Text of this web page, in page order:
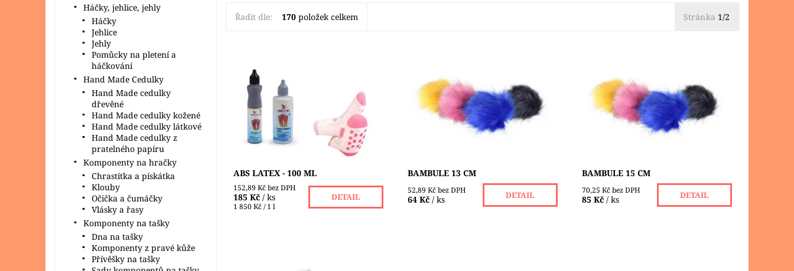
Řadit dle: 170položek celkem Stránka 1/2
S REGIA ABS Latex můžete rychle a
kreativně vyrábět ponožky bez
podešví. Latexové mléko bez
amoniaku v praktické lahvičce s
aplikátorem se snadno...
Dostupnost:
Skladem 1 ks
Značka:
SCHACHENMAYR
ABS LATEX - 100 ML
152,89 Kč bez DPH
185 Kč / ks
1 850 Kč / 1 l
DETAIL
10% polyesteru, velikost o průměru
13 cm, se šňůrkou pro uchycení
Dostupnost:
Skladem 2 ks
Značka:
VLNA-HEP
BAMBULE 13 CM
52,89 Kč bez DPH
64 Kč / ks DETAIL
10% polyesteru, velikost o průměru
15 cm, se šňůrkou pro uchycení
Dostupnost:
Skladem 1 ks
Značka:
VLNA-HEP
BAMBULE 15 CM
70,25 Kč bez DPH
85 Kč / ks DETAIL
Háčky, jehlice, jehly
Háčky
Jehlice
Jehly
Pomůcky na pletení a
háčkování
Hand Made Cedulky
Hand Made cedulky
dřevěné
Hand Made cedulky kožené
Hand Made cedulky látkové
Hand Made cedulky z
pratelného papíru
Komponenty na hračky
Chrastítka a pískátka
Klouby
Očička a čumáčky
Vlásky a řasy
Komponenty na tašky
Dna na tašky
Komponenty z pravé kůže
Přívěšky na tašky